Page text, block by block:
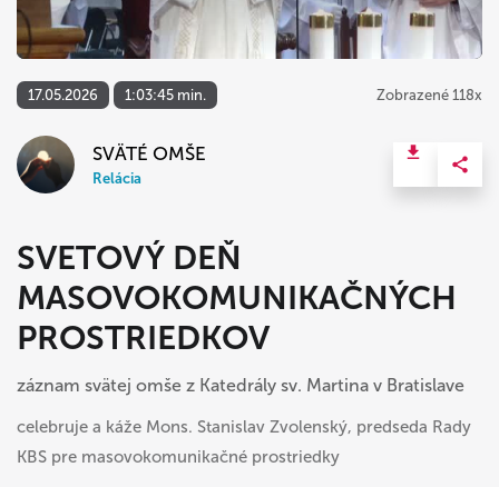
17.05.2026 1:03:45 min. Zobrazené 118x
SVÄTÉ OMŠE
Relácia
SVETOVÝ DEŇ
MASOVOKOMUNIKAČNÝCH
PROSTRIEDKOV
záznam svätej omše z Katedrály sv. Martina v Bratislave
celebruje a káže Mons. Stanislav Zvolenský, predseda Rady
KBS pre masovokomunikačné prostriedky